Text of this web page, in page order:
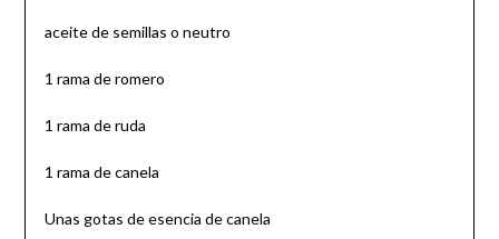
aceite de semillas o neutro
1 rama de romero
1 rama de ruda
1 rama de canela
Unas gotas de esencia de canela